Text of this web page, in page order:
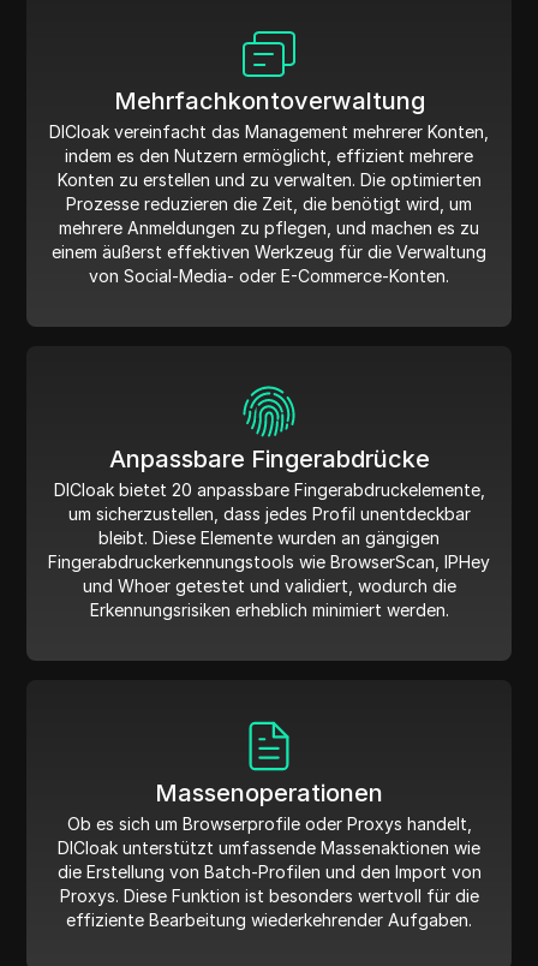
Mehrfachkontoverwaltung
DICloak vereinfacht das Management mehrerer Konten,
indem es den Nutzern ermöglicht, effizient mehrere
Konten zu erstellen und zu verwalten. Die optimierten
Prozesse reduzieren die Zeit, die benötigt wird, um
mehrere Anmeldungen zu pflegen, und machen es zu
einem äußerst effektiven Werkzeug für die Verwaltung
von Social-Media- oder E-Commerce-Konten.
Anpassbare Fingerabdrücke
DICloak bietet 20 anpassbare Fingerabdruckelemente,
um sicherzustellen, dass jedes Profil unentdeckbar
bleibt. Diese Elemente wurden an gängigen
Fingerabdruckerkennungstools wie BrowserScan, IPHey
und Whoer getestet und validiert, wodurch die
Erkennungsrisiken erheblich minimiert werden.
Massenoperationen
Ob es sich um Browserprofile oder Proxys handelt,
DICloak unterstützt umfassende Massenaktionen wie
die Erstellung von Batch-Profilen und den Import von
Proxys. Diese Funktion ist besonders wertvoll für die
effiziente Bearbeitung wiederkehrender Aufgaben.